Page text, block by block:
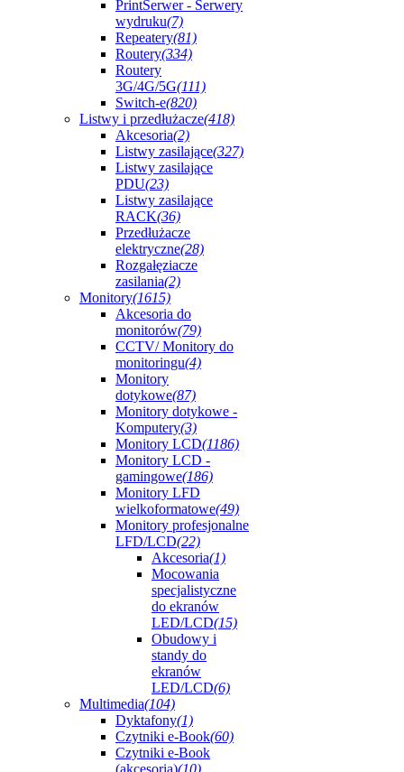
PrintSerwer - Serwery
wydruku(7)
Repeatery(81)
Routery(334)
Routery
3G/4G/5G(111)
Switch-e(820)
Listwy i przedłużacze(418)
Akcesoria(2)
Listwy zasilające(327)
Listwy zasilające
PDU(23)
Listwy zasilające
RACK(36)
Przedłużacze
elektryczne(28)
Rozgałęziacze
zasilania(2)
Monitory(1615)
Akcesoria do
monitorów(79)
CCTV/ Monitory do
monitoringu(4)
Monitory
dotykowe(87)
Monitory dotykowe -
Komputery(3)
Monitory LCD(1186)
Monitory LCD -
gamingowe(186)
Monitory LFD
wielkoformatowe(49)
Monitory profesjonalne
LFD/LCD(22)
Akcesoria(1)
Mocowania
specjalistyczne
do ekranów
LED/LCD(15)
Obudowy i
standy do
ekranów
LED/LCD(6)
Multimedia(104)
Dyktafony(1)
Czytniki e-Book(60)
Czytniki e-Book
(akcesoria)(10)